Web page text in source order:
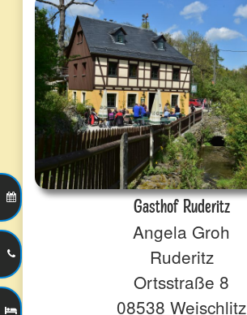
Gasthof Ruderitz
Angela Groh
Ruderitz
Ortsstraße 8
08538 Weischlitz